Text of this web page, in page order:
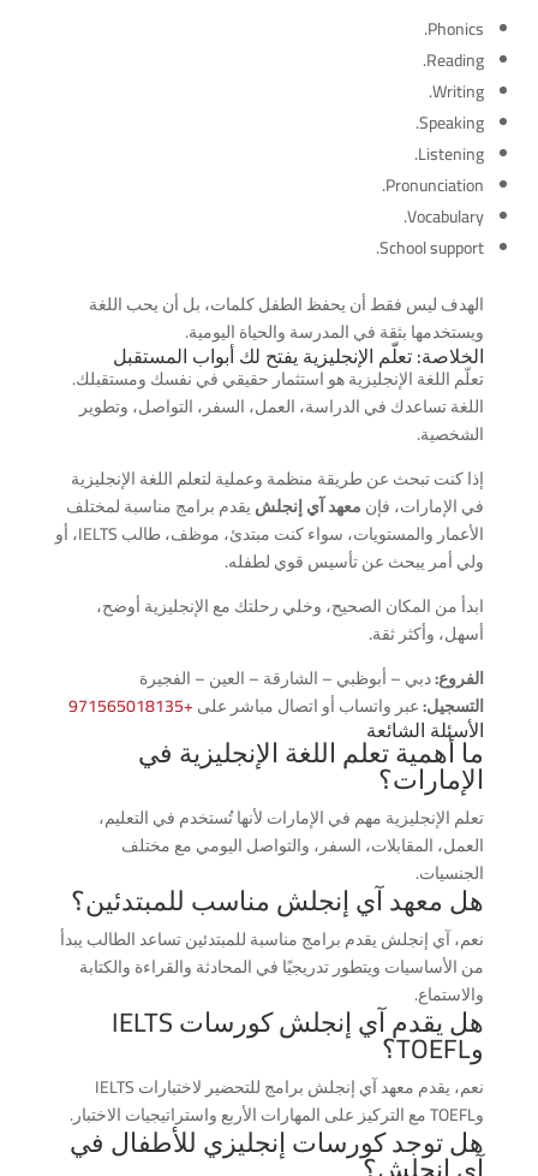
Phonics.
Reading.
Writing.
Speaking.
Listening.
Pronunciation.
Vocabulary.
School support.
الهدف ليس فقط أن يحفظ الطفل كلمات، بل أن يحب اللغة
ويستخدمها بثقة في المدرسة والحياة اليومية.
الخلاصة: تعلّم الإنجليزية يفتح لك أبواب المستقبل
تعلّم اللغة الإنجليزية هو استثمار حقيقي في نفسك ومستقبلك.
اللغة تساعدك في الدراسة، العمل، السفر، التواصل، وتطوير
الشخصية.
إذا كنت تبحث عن طريقة منظمة وعملية لتعلم اللغة الإنجليزية
في الإمارات، فإنمعهد آي إنجلشيقدم برامج مناسبة لمختلف
الأعمار والمستويات، سواء كنت مبتدئ، موظف، طالب IELTS، أو
ولي أمر يبحث عن تأسيس قوي لطفله.
ابدأ من المكان الصحيح، وخلي رحلتك مع الإنجليزية أوضح،
أسهل، وأكثر ثقة.
الفروع:دبي – أبوظبي – الشارقة – العين – الفجيرة
التسجيل:عبر واتساب أو اتصال مباشر على+971565018135
الأسئلة الشائعة
ما أهمية تعلم اللغة الإنجليزية في
الإمارات؟
تعلم الإنجليزية مهم في الإمارات لأنها تُستخدم في التعليم،
العمل، المقابلات، السفر، والتواصل اليومي مع مختلف
الجنسيات.
هل معهد آي إنجلش مناسب للمبتدئين؟
نعم، آي إنجلش يقدم برامج مناسبة للمبتدئين تساعد الطالب يبدأ
من الأساسيات ويتطور تدريجيًا في المحادثة والقراءة والكتابة
والاستماع.
هل يقدم آي إنجلش كورسات IELTS
وTOEFL؟
نعم، يقدم معهد آي إنجلش برامج للتحضير لاختبارات IELTS
وTOEFL مع التركيز على المهارات الأربع واستراتيجيات الاختبار.
هل توجد كورسات إنجليزي للأطفال في